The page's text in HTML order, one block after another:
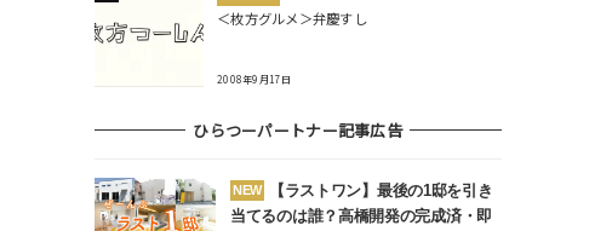
＜枚方グルメ＞弁慶すし
2008年9月17日
ひらつーパートナー記事広告
NEW
【ラストワン】最後の1邸を引き
当てるのは誰？高橋開発の完成済・即